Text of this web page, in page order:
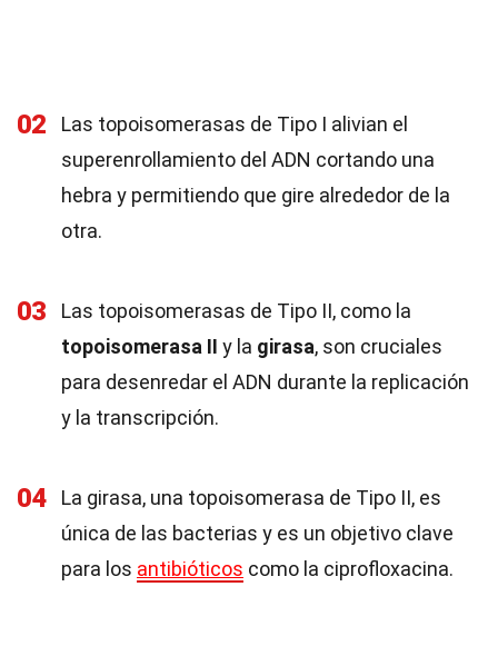
02
Las topoisomerasas de Tipo I alivian el
superenrollamiento del ADN cortando una
hebra y permitiendo que gire alrededor de la
otra.
03
Las topoisomerasas de Tipo II, como la
topoisomerasa II y la girasa, son cruciales
para desenredar el ADN durante la replicación
y la transcripción.
04
La girasa, una topoisomerasa de Tipo II, es
única de las bacterias y es un objetivo clave
para los antibióticos como la ciprofloxacina.